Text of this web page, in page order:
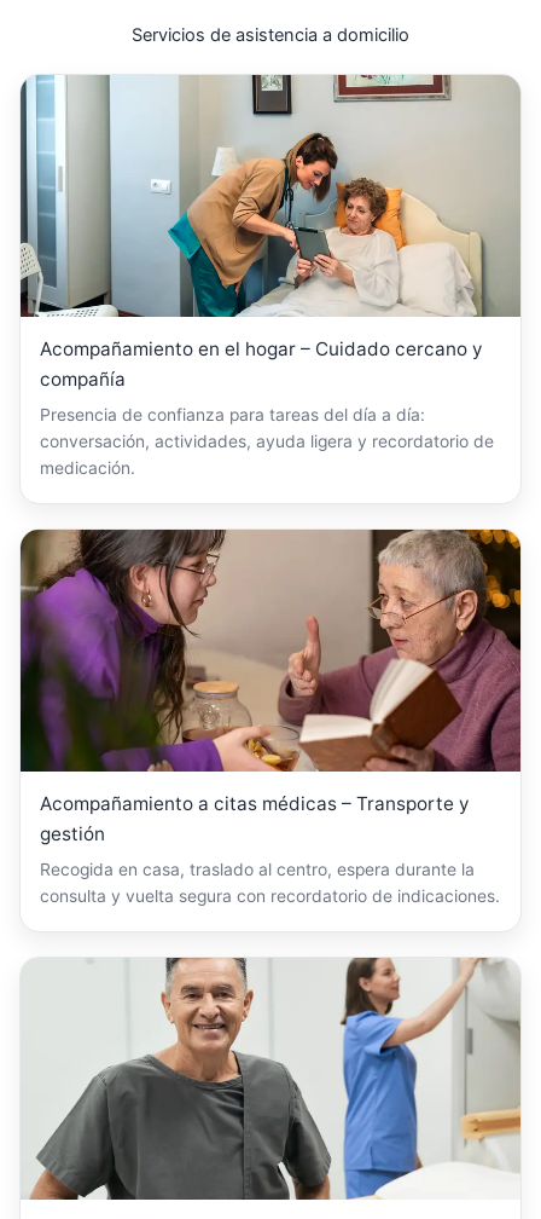
Servicios de asistencia a domicilio
Acompañamiento en el hogar – Cuidado cercano y
compañía
Presencia de confianza para tareas del día a día:
conversación, actividades, ayuda ligera y recordatorio de
medicación.
Acompañamiento a citas médicas – Transporte y
gestión
Recogida en casa, traslado al centro, espera durante la
consulta y vuelta segura con recordatorio de indicaciones.